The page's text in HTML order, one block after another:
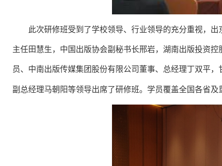
此次研修班受到了学校领导、行业领导的充分重视，
主任田慧生，中国出版协会副秘书长邢岩，湖南出版投资
员、中南出版传媒集团股份有限公司董事、总经理丁双平
副总经理马朝阳等领导出席了研修班。学员覆盖全国各省